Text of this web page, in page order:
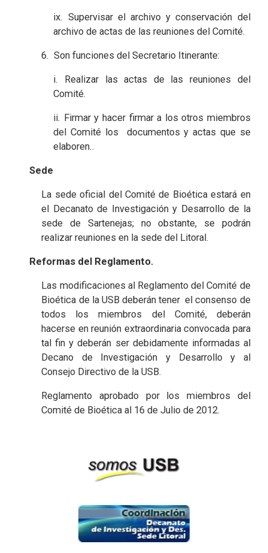
ix. Supervisar el archivo y conservación del
archivo de actas de las reuniones del Comité.
6. Son funciones del Secretario Itinerante:
i. Realizar las actas de las reuniones del
Comité.
ii. Firmar y hacer firmar a los otros miembros
del Comité los documentos y actas que se
elaboren..
Sede
La sede oficial del Comité de Bioética estará en
el Decanato de Investigación y Desarrollo de la
sede de Sartenejas; no obstante, se podrán
realizar reuniones en la sede del Litoral.
Reformas del Reglamento.
Las modificaciones al Reglamento del Comité de
Bioética de la USB deberán tener el consenso de
todos los miembros del Comité, deberán
hacerse en reunión extraordinaria convocada para
tal fin y deberán ser debidamente informadas al
Decano de Investigación y Desarrollo y al
Consejo Directivo de la USB.
Reglamento aprobado por los miembros del
Comité de Bioética al 16 de Julio de 2012.